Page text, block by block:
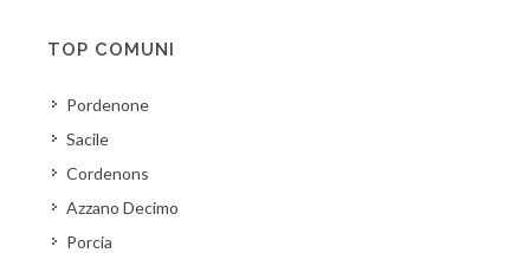
TOP COMUNI
Pordenone
Sacile
Cordenons
Azzano Decimo
Porcia